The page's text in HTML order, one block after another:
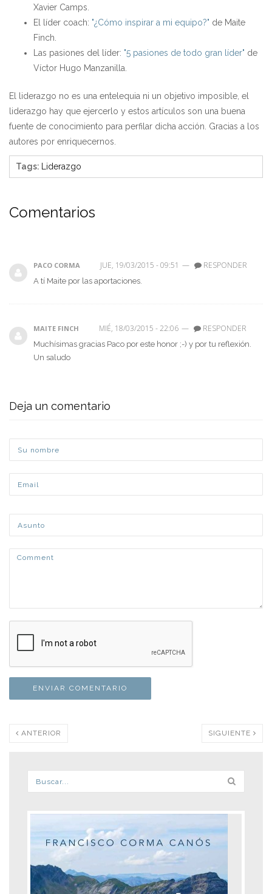
Xavier Camps.
El líder coach: "¿Cómo inspirar a mi equipo?" de Maite
Finch.
Las pasiones del líder: "5 pasiones de todo gran líder" de
Víctor Hugo Manzanilla.
El liderazgo no es una entelequia ni un objetivo imposible, el
liderazgo hay que ejercerlo y estos artículos son una buena
fuente de conocimiento para perfilar dicha acción. Gracias a los
autores por enriquecernos.
Tags: Liderazgo
Comentarios
PACO CORMA JUE, 19/03/2015 - 09:51 — RESPONDER
A tí Maite por las aportaciones.
MAITE FINCH MIÉ, 18/03/2015 - 22:06 — RESPONDER
Muchísimas gracias Paco por este honor ;-) y por tu reflexión.
Un saludo
Deja un comentario
ANTERIOR SIGUIENTE
Formulario de búsqueda